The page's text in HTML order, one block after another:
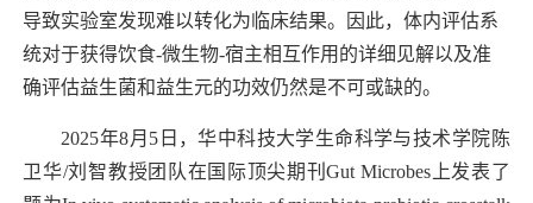
导致实验室发现难以转化为临床结果。因此，体内评估系
统对于获得饮食-微生物-宿主相互作用的详细见解以及准
确评估益生菌和益生元的功效仍然是不可或缺的。
2025年8月 5 日，华中科技大学生命科学与技术学院陈
卫华/刘智教授团队在国际顶尖期刊Gut Microbes上发表了